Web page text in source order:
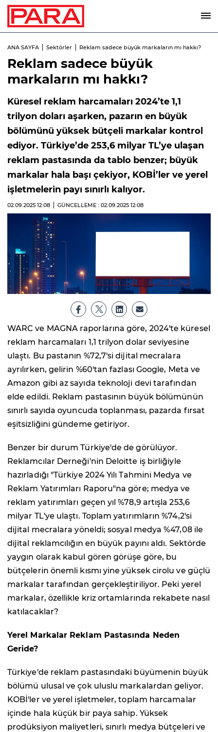
ANA SAYFA Sektörler Reklam sadece büyük markaların mı hakkı?
Reklam sadece büyük
markaların mı hakkı?
Küresel reklam harcamaları 2024’te 1,1
trilyon doları aşarken, pazarın en büyük
bölümünü yüksek bütçeli markalar kontrol
ediyor. Türkiye’de 253,6 milyar TL’ye ulaşan
reklam pastasında da tablo benzer; büyük
markalar hala başı çekiyor, KOBİ’ler ve yerel
işletmelerin payı sınırlı kalıyor.
02.09.2025 12:08 GÜNCELLEME : 02.09.2025 12:08
WARC ve MAGNA raporlarına göre, 2024'te küresel
reklam harcamaları 1,1 trilyon dolar seviyesine
ulaştı. Bu pastanın %72,7'si dijital mecralara
ayrılırken, gelirin %60'tan fazlası Google, Meta ve
Amazon gibi az sayıda teknoloji devi tarafından
elde edildi. Reklam pastasının büyük bölümünün
sınırlı sayıda oyuncuda toplanması, pazarda fırsat
eşitsizliğini gündeme getiriyor.
Benzer bir durum Türkiye'de de görülüyor.
Reklamcılar Derneği'nin Deloitte iş birliğiyle
hazırladığı "Türkiye 2024 Yılı Tahmini Medya ve
Reklam Yatırımları Raporu"na göre; medya ve
reklam yatırımları geçen yıl %78,9 artışla 253,6
milyar TL'ye ulaştı. Toplam yatırımların %74,2'si
dijital mecralara yöneldi; sosyal medya %47,08 ile
dijital reklamcılığın en büyük payını aldı. Sektörde
yaygın olarak kabul gören görüşe göre, bu
bütçelerin önemli kısmı yine yüksek cirolu ve güçlü
markalar tarafından gerçekleştiriliyor. Peki yerel
markalar, özellikle kriz ortamlarında rekabete nasıl
katılacaklar?
Yerel Markalar Reklam Pastasında Neden
Geride?
Türkiye'de reklam pastasındaki büyümenin büyük
bölümü ulusal ve çok uluslu markalardan geliyor.
KOBİ'ler ve yerel işletmeler, toplam harcamalar
içinde hala küçük bir paya sahip. Yüksek
prodüksiyon maliyetleri, sınırlı medya bütçeleri ve